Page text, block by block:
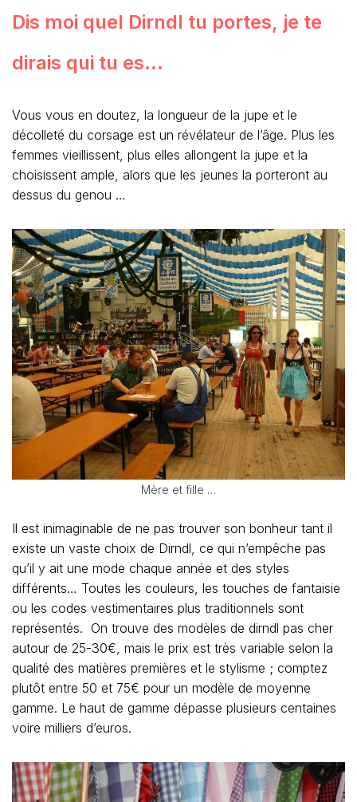
Dis moi quel Dirndl tu portes, je te
dirais qui tu es…
Vous vous en doutez, la longueur de la jupe et le
décolleté du corsage est un révélateur de l’âge. Plus les
femmes vieillissent, plus elles allongent la jupe et la
choisissent ample, alors que les jeunes la porteront au
dessus du genou …
Mère et fille …
Il est inimaginable de ne pas trouver son bonheur tant il
existe un vaste choix de Dirndl, ce qui n’empêche pas
qu’il y ait une mode chaque année et des styles
différents… Toutes les couleurs, les touches de fantaisie
ou les codes vestimentaires plus traditionnels sont
représentés. On trouve des modèles de dirndl pas cher
autour de 25-30€, mais le prix est très variable selon la
qualité des matières premières et le stylisme ; comptez
plutôt entre 50 et 75€ pour un modèle de moyenne
gamme. Le haut de gamme dépasse plusieurs centaines
voire milliers d’euros.